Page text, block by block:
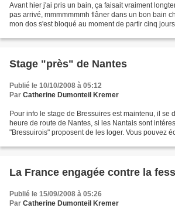
Avant hier j'ai pris un bain, ça faisait vraiment
pas arrivé, mmmmmmmh flâner dans un bon bain
mon dos s'est bloqué au moment de partir cinq
Stage "près" de Nantes
Publié le 10/10/2008 à 05:12
Par Catherine Dumonteil Kremer
Pour info le stage de Bressuires est maintenu, il se
heure de route de Nantes, si les Nantais sont
"Bressuirois" proposent de les loger. Vous pouvez
La France engagée contre la
Publié le 15/09/2008 à 05:26
Par Catherine Dumonteil Kremer